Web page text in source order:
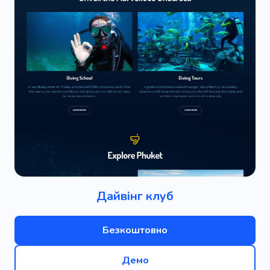
Дайвінг клуб
Безкоштовно
Демо